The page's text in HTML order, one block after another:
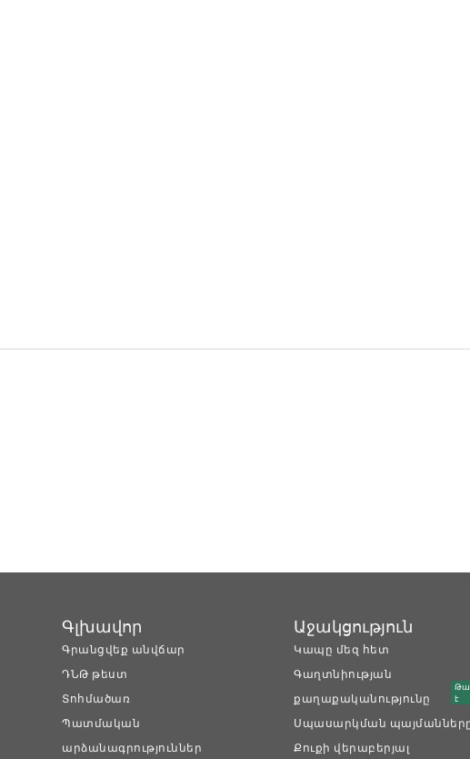
Գլխավոր
Գրանցվեք անվճար
ԴՆԹ թեստ
Տոհմածառ
Պատմական
արձանագրություններ
Աջակցություն
Կապը մեզ հետ
Գաղտնիության
քաղաքականությունը
է
Սպասարկման
Քուքի վերաբերյալ